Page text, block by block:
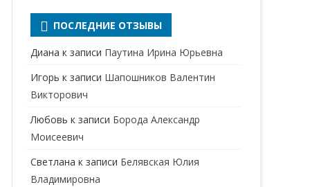
БАКТЕРИОЛОГ
ВЕРТЕБРОЛОГ
ГАСТРОЭНТЕРОЛОГ
ГИНЕКОЛОГ
ГОМЕОПАТ
ПОСЛЕДНИЕ ОТЗЫВЫ
Диана к записи Паутина Ирина Юрьевна
Игорь к записи Шапошников Валентин
Викторович
Любовь к записи Борода Александр
Моисеевич
Светлана к записи Белявская Юлия
Владимировна